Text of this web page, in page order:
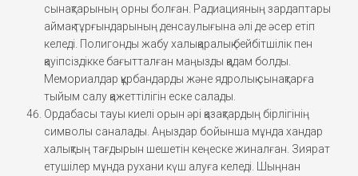
сынақтарының орны болған. Радиацияның зардаптары
аймақ тұрғындарының денсаулығына әлі де әсер етіп
келеді. Полигонды жабу халықаралық бейбітшілік пен
қауіпсіздікке бағытталған маңызды қадам болды.
Мемориалдар құрбандарды және ядролық сынақтарға
тыйым салу қажеттілігін еске салады.
Ордабасы тауы киелі орын әрі қазақтардың бірлігінің
символы саналады. Аңыздар бойынша мұнда хандар
халықтың тағдырын шешетін кеңеске жиналған. Зиярат
етушілер мұнда рухани күш алуға келеді. Шыңнан